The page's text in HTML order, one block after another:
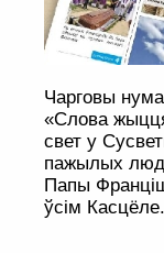
Чарговы
«Слова
свет у
пажылых
Папы
ўсім Касцёле.